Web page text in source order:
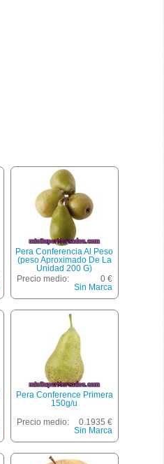
Pera Conferencia Al Peso
(peso Aproximado De La
Unidad 200 G)
Precio medio:
0 €
Sin Marca
Pera Conference Primera
150g/u
Precio medio:
0.1935 €
Sin Marca